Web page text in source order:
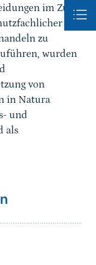
im Zuge
zu
wurden
von
in Natura
und
als